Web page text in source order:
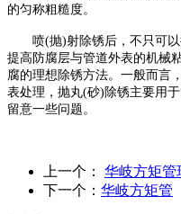
的匀称粗糙度。
喷(抛)射除锈后，不只可以
提高防腐层与管道外表的机械
腐的理想除锈方法。一般而言
表处理，抛丸(砂)除锈主要用
留意一些问题。
上一个： 华岐方矩管
下一个： 华岐方矩管